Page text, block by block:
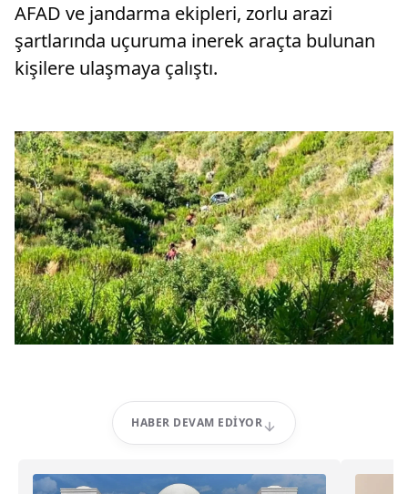
AFAD ve jandarma ekipleri, zorlu arazi
şartlarında uçuruma inerek araçta bulunan
kişilere ulaşmaya çalıştı.
HABER DEVAM EDIYOR